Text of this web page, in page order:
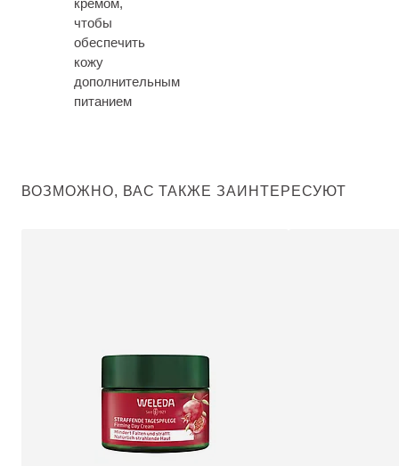
кремом,
чтобы
обеспечить
кожу
дополнительным
питанием
ВОЗМОЖНО, ВАС ТАКЖЕ ЗАИНТЕРЕСУЮТ